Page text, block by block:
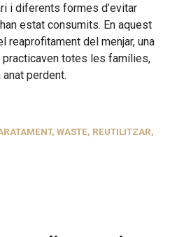
i diferents formes d’evitar
estat consumits. En aquest
reaprofitament del menjar, una
totes les famílies,
anat perdent.
,WASTE, REUTILITZAR,